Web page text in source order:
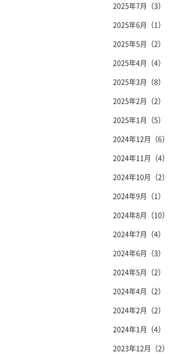
2025年7月（3）
2025年6月（1）
2025年5月（2）
2025年4月（4）
2025年3月（8）
2025年2月（2）
2025年1月（5）
2024年12月（6）
2024年11月（4）
2024年10月（2）
2024年9月（1）
2024年8月（10）
2024年7月（4）
2024年6月（3）
2024年5月（2）
2024年4月（2）
2024年2月（2）
2024年1月（4）
2023年12月（2）